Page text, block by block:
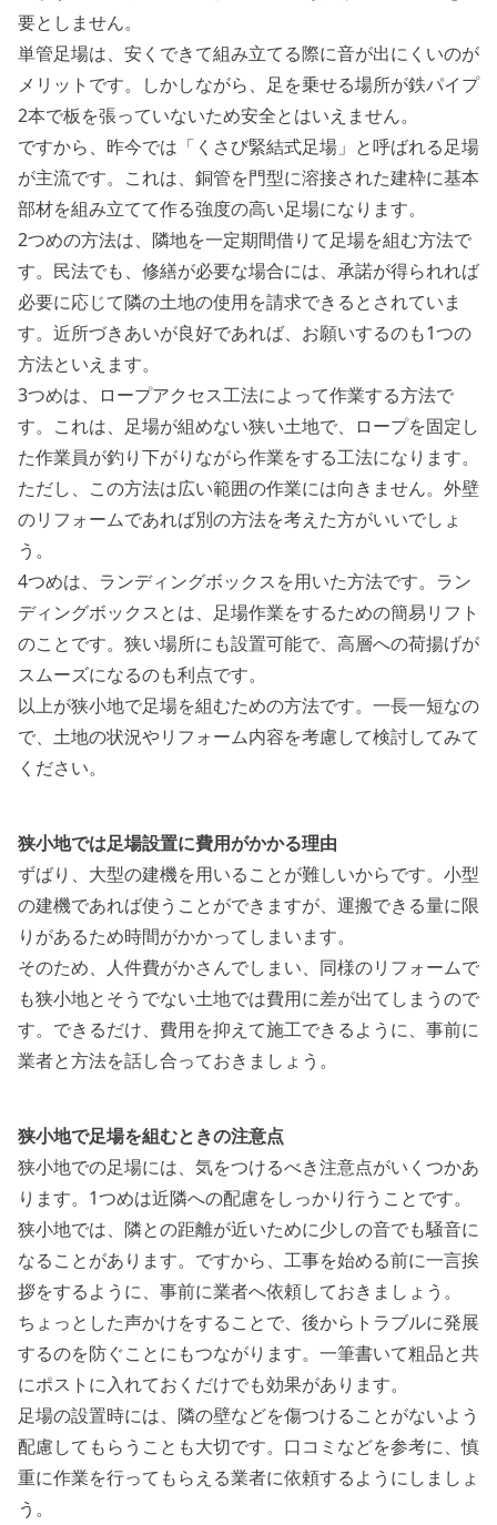
要としません。
単管足場は、安くできて組み立てる際に音が出にくいのが
メリットです。しかしながら、足を乗せる場所が鉄パイプ
2本で板を張っていないため安全とはいえません。
ですから、昨今では「くさび緊結式足場」と呼ばれる足場
が主流です。これは、銅管を門型に溶接された建枠に基本
部材を組み立てて作る強度の高い足場になります。
2つめの方法は、隣地を一定期間借りて足場を組む方法で
す。民法でも、修繕が必要な場合には、承諾が得られれば
必要に応じて隣の土地の使用を請求できるとされていま
す。近所づきあいが良好であれば、お願いするのも1つの
方法といえます。
3つめは、ロープアクセス工法によって作業する方法で
す。これは、足場が組めない狭い土地で、ロープを固定し
た作業員が釣り下がりながら作業をする工法になります。
ただし、この方法は広い範囲の作業には向きません。外壁
のリフォームであれば別の方法を考えた方がいいでしょ
う。
4つめは、ランディングボックスを用いた方法です。ラン
ディングボックスとは、足場作業をするための簡易リフト
のことです。狭い場所にも設置可能で、高層への荷揚げが
スムーズになるのも利点です。
以上が狭小地で足場を組むための方法です。一長一短なの
で、 土地の状況やリフォーム内容を考慮して検討してみて
ください。
狭小地では足場設置に費用がかかる理由
ずばり、大型の建機を用いることが難しいからです。小型
の建機であれば使うことができますが、運搬できる量に限
りがあるため時間がかかってしまいます。
そのため、人件費がかさんでしまい、同様のリフォームで
も狭小地とそうでない土地では費用に差が出てしまうので
す。できるだけ、 費用を抑えて施工できるように、事前に
業者と方法を話し合っておきましょう 。
狭小地で足場を組むときの注意点
狭小地での足場には、気をつけるべき注意点がいくつかあ
ります。1つめは近隣への配慮をしっかり行うことです。
狭小地では、隣との距離が近いために少しの音でも騒音に
なることがあります。ですから、工事を始める前に一言挨
拶をするように、事前に業者へ依頼しておきましょう。
ちょっとした声かけをすることで、後からトラブルに発展
するのを防ぐことにもつながります。一筆書いて粗品と共
にポストに入れておくだけでも効果があります。
足場の設置時には、隣の壁などを傷つけることがないよう
配慮してもらうことも大切です。口コミなどを参考に、慎
重に作業を行ってもらえる業者に依頼するようにしましょ
う。